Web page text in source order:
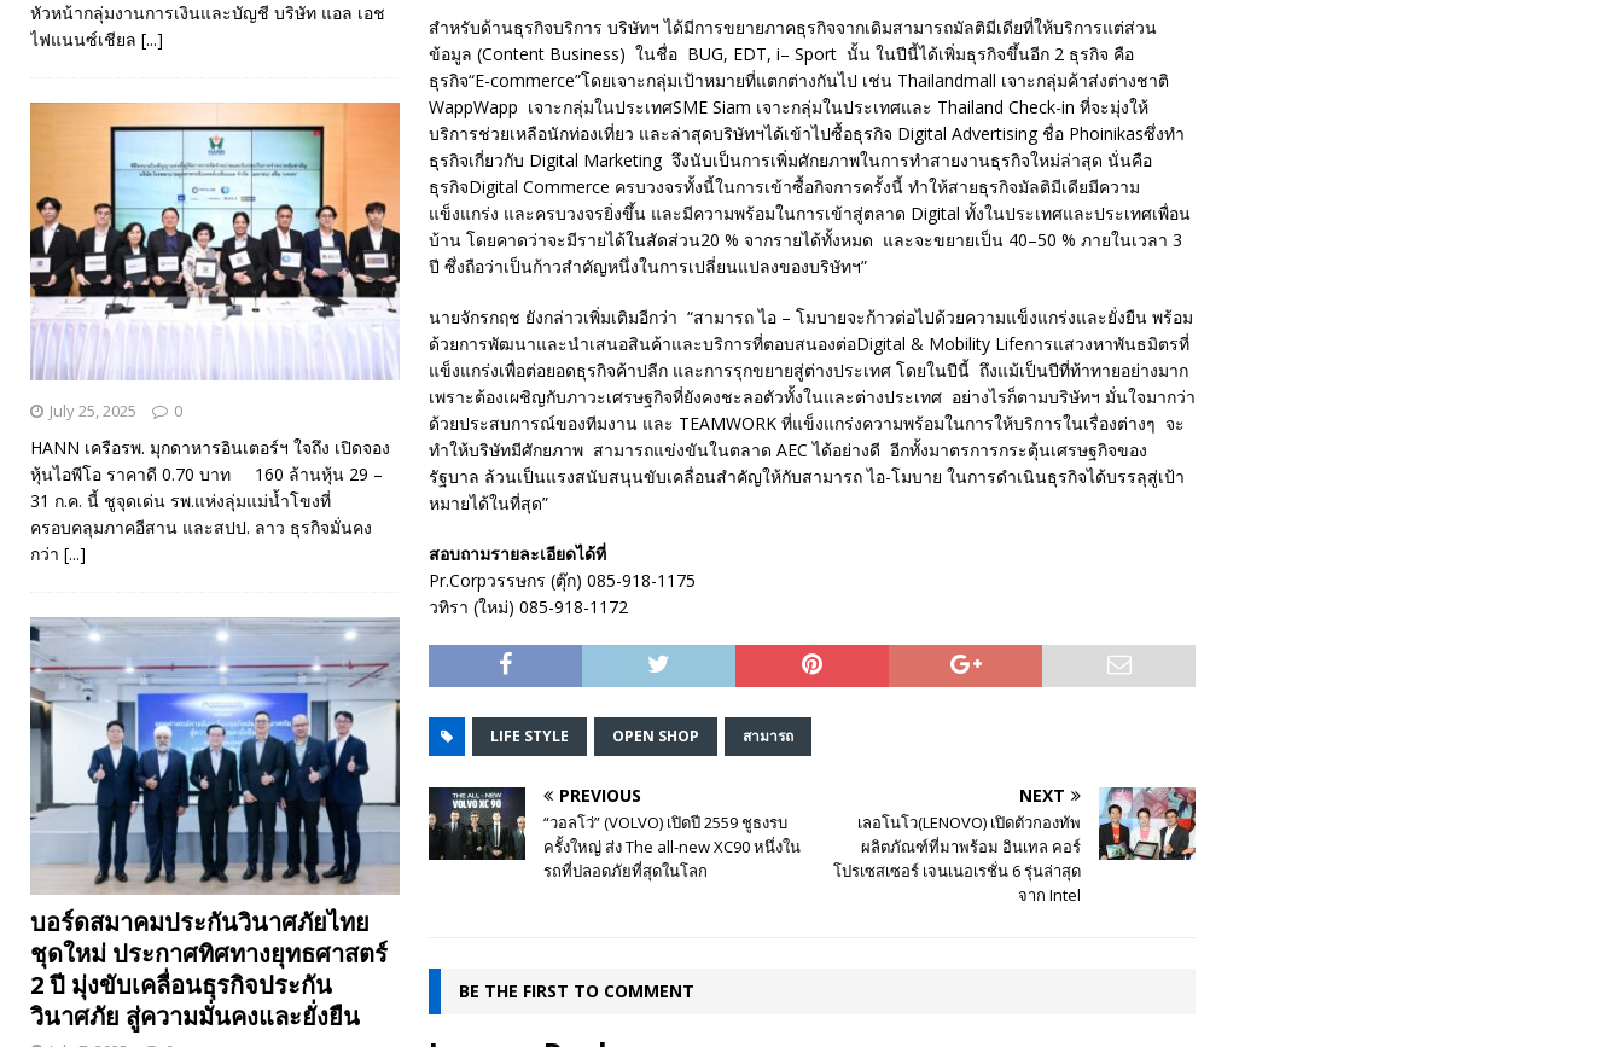
สำหรับด้านธุรกิจบริการ บริษัทฯ ได้มีการขยายภาคธุรกิจจากเดิมสามารถมัลติมีเดียที่ให้บริการแต่ส่วน
ข้อมูล (Content Business) ในชื่อ BUG, EDT, i– Sport นั้น ในปีนี้ได้เพิ่มธุรกิจขึ้นอีก 2 ธุรกิจ คือ
ธุรกิจ“E-commerce”โดยเจาะกลุ่มเป้าหมายที่แตกต่างกันไป เช่น Thailandmall เจาะกลุ่มค้าส่งต่างชาติ
WappWapp เจาะกลุ่มในประเทศSME Siam เจาะกลุ่มในประเทศและ Thailand Check-in ที่จะมุ่งให้
บริการช่วยเหลือนักท่องเที่ยว และล่าสุดบริษัทฯได้เข้าไปซื้อธุรกิจ Digital Advertising ชื่อ Phoinikasซึ่งทำ
ธุรกิจเกี่ยวกับ Digital Marketing จึงนับเป็นการเพิ่มศักยภาพในการทำสายงานธุรกิจใหม่ล่าสุด นั่นคือ
ธุรกิจDigital Commerce ครบวงจรทั้งนี้ในการเข้าซื้อกิจการครั้งนี้ ทำให้สายธุรกิจมัลติมีเดียมีความ
แข็งแกร่ง และครบวงจรยิ่งขึ้น และมีความพร้อมในการเข้าสู่ตลาด Digital ทั้งในประเทศและประเทศเพื่อน
บ้าน โดยคาดว่าจะมีรายได้ในสัดส่วน20 % จากรายได้ทั้งหมด และจะขยายเป็น 40–50 % ภายในเวลา 3
ปี ซึ่งถือว่าเป็นก้าวสำคัญหนึ่งในการเปลี่ยนแปลงของบริษัทฯ”
นายจักรกฤช ยังกล่าวเพิ่มเติมอีกว่า “สามารถ ไอ – โมบายจะก้าวต่อไปด้วยความแข็งแกร่งและยั่งยืน พร้อม
ด้วยการพัฒนาและนำเสนอสินค้าและบริการที่ตอบสนองต่อDigital & Mobility Lifeการแสวงหาพันธมิตรที่
แข็งแกร่งเพื่อต่อยอดธุรกิจค้าปลีก และการรุกขยายสู่ต่างประเทศ โดยในปีนี้ ถึงแม้เป็นปีที่ท้าทายอย่างมาก
เพราะต้องเผชิญกับภาวะเศรษฐกิจที่ยังคงชะลอตัวทั้งในและต่างประเทศ อย่างไรก็ตามบริษัทฯ มั่นใจมากว่า
ด้วยประสบการณ์ของทีมงาน และ TEAMWORK ที่แข็งแกร่งความพร้อมในการให้บริการในเรื่องต่างๆ จะ
ทำให้บริษัทมีศักยภาพ สามารถแข่งขันในตลาด AEC ได้อย่างดี อีกทั้งมาตรการกระตุ้นเศรษฐกิจของ
รัฐบาล ล้วนเป็นแรงสนับสนุนขับเคลื่อนสำคัญให้กับสามารถ ไอ-โมบาย ในการดำเนินธุรกิจได้บรรลุสู่เป้า
หมายได้ในที่สุด”
สอบถามรายละเอียดได้ที่
Pr.Corpวรรษกร (ตุ๊ก) 085-918-1175
วทิรา (ใหม่) 085-918-1172
LIFE STYLE OPEN SHOP สามารถ
PREVIOUS
“วอลโว่” (VOLVO) เปิดปี 2559 ชูธงรบ
ครั้งใหญ่ ส่ง The all-new XC90 หนึ่งใน
รถที่ปลอดภัยที่สุดในโลก
NEXT
เลอโนโว(LENOVO) เปิดตัวกองทัพ
ผลิตภัณฑ์ที่มาพร้อม อินเทล คอร์
โปรเซสเซอร์ เจนเนอเรชั่น 6 รุ่นล่าสุด
จาก Intel
BE THE FIRST TO COMMENT
หัวหน้ากลุ่มงานการเงินและบัญชี บริษัท แอล เอช
ไฟแนนซ์เชียล [...]
July 25, 2025 0
HANN เครือรพ. มุกดาหารอินเตอร์ฯ ใจถึง เปิดจอง
หุ้นไอพีโอ ราคาดี 0.70 บาท 160 ล้านหุ้น 29 –
31 ก.ค. นี้ ชูจุดเด่น รพ.แห่งลุ่มแม่น้ำโขงที่
ครอบคลุมภาคอีสาน และสปป. ลาว ธุรกิจมั่นคง
กว่า [...]
บอร์ดสมาคมประกันวินาศภัยไทย
ชุดใหม่ ประกาศทิศทางยุทธศาสตร์
2 ปี มุ่งขับเคลื่อนธุรกิจประกัน
วินาศภัย สู่ความมั่นคงและยั่งยืน